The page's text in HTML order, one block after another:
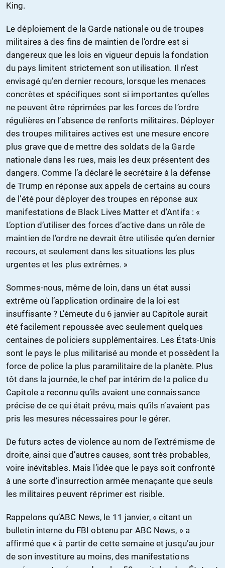
King.
Le déploiement de la Garde nationale ou de troupes
militaires à des fins de maintien de l’ordre est si
dangereux que les lois en vigueur depuis la fondation
du pays limitent strictement son utilisation. Il n’est
envisagé qu’en dernier recours, lorsque les menaces
concrètes et spécifiques sont si importantes qu’elles
ne peuvent être réprimées par les forces de l’ordre
régulières en l’absence de renforts militaires. Déployer
des troupes militaires actives est une mesure encore
plus grave que de mettre des soldats de la Garde
nationale dans les rues, mais les deux présentent des
dangers. Comme l’a déclaré le secrétaire à la défense
de Trump en réponse aux appels de certains au cours
de l’été pour déployer des troupes en réponse aux
manifestations de Black Lives Matter et d’Antifa : «
L’option d’utiliser des forces d’active dans un rôle de
maintien de l’ordre ne devrait être utilisée qu’en dernier
recours, et seulement dans les situations les plus
urgentes et les plus extrêmes. »
Sommes-nous, même de loin, dans un état aussi
extrême où l’application ordinaire de la loi est
insuffisante ? L’émeute du 6 janvier au Capitole aurait
été facilement repoussée avec seulement quelques
centaines de policiers supplémentaires. Les États-Unis
sont le pays le plus militarisé au monde et possèdent la
force de police la plus paramilitaire de la planète. Plus
tôt dans la journée, le chef par intérim de la police du
Capitole a reconnu qu’ils avaient une connaissance
précise de ce qui était prévu, mais qu’ils n’avaient pas
pris les mesures nécessaires pour le gérer.
De futurs actes de violence au nom de l’extrémisme de
droite, ainsi que d’autres causes, sont très probables,
voire inévitables. Mais l’idée que le pays soit confronté
à une sorte d’insurrection armée menaçante que seuls
les militaires peuvent réprimer est risible.
Rappelons qu’ABC News, le 11 janvier, « citant un
bulletin interne du FBI obtenu par ABC News, » a
affirmé que « à partir de cette semaine et jusqu’au jour
de son investiture au moins, des manifestations